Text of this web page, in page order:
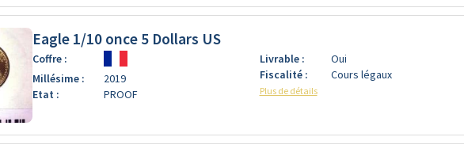
Eagle 1/10 once 5 Dollars US
Coffre :
Millésime :
2019
Etat :
PROOF
Livrable :
Oui
Fiscalité :
Cours légaux
Plus de détails